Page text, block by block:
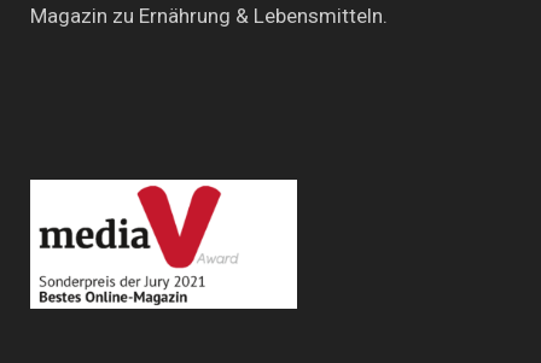
Magazin zu Ernährung & Lebensmitteln.